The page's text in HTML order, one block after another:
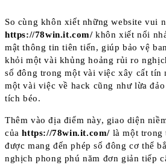
So cùng khôn xiết những website vui
https://78win.it.com/khôn xiết nổi
mật thông tin tiên tiến, giúp bảo vệ
khỏi một vài khủng hoảng rủi ro
số đông trong một vài việc xây cất tín
một vài việc về hack cũng như lừa
tích béo.
Thêm vào địa điểm này, giao diện
củahttps://78win.it.com/ là một trong
được mang đến phép số đông cơ thể
nghịch phong phú năm đơn giản tiếp